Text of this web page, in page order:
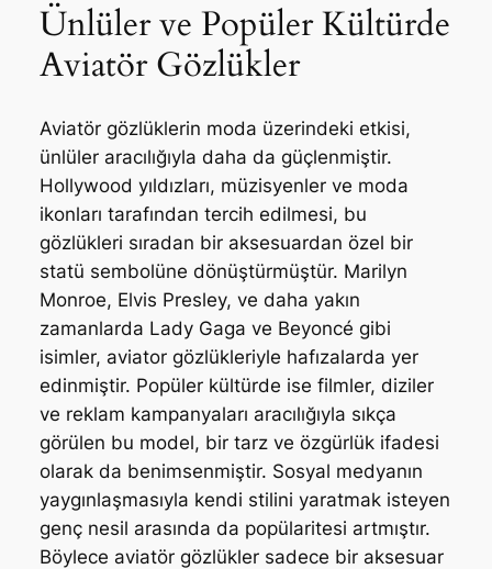
Ünlüler ve Popüler Kültürde
Aviatör Gözlükler
Aviatör gözlüklerin moda üzerindeki etkisi,
ünlüler aracılığıyla daha da güçlenmiştir.
Hollywood yıldızları, müzisyenler ve moda
ikonları tarafından tercih edilmesi, bu
gözlükleri sıradan bir aksesuardan özel bir
statü sembolüne dönüştürmüştür. Marilyn
Monroe, Elvis Presley, ve daha yakın
zamanlarda Lady Gaga ve Beyoncé gibi
isimler, aviator gözlükleriyle hafızalarda yer
edinmiştir. Popüler kültürde ise filmler, diziler
ve reklam kampanyaları aracılığıyla sıkça
görülen bu model, bir tarz ve özgürlük ifadesi
olarak da benimsenmiştir. Sosyal medyanın
yaygınlaşmasıyla kendi stilini yaratmak isteyen
genç nesil arasında da popülaritesi artmıştır.
Böylece aviatör gözlükler sadece bir aksesuar